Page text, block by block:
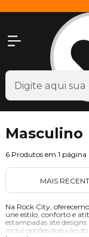
Masculino
6 Produtos em 1 página
MAIS
Na Rock City,
une estilo, conforto e
estampadas até designs
inclui opções que vão